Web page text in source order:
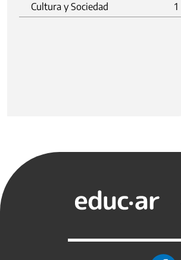
Cultura y Sociedad 1